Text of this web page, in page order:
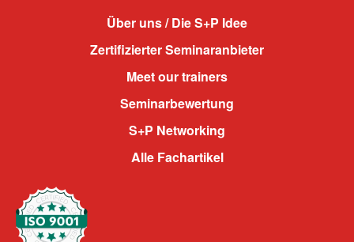
Über uns / Die S+P Idee
Zertifizierter Seminaranbieter
Meet our trainers
Seminarbewertung
S+P Networking
Alle Fachartikel